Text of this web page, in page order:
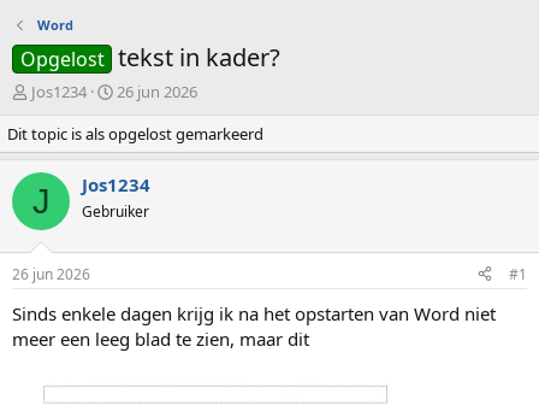
Word
Opgelost tekst in kader?
O
d
e
r
w
e
p
s
t
r
Jos1234
S
a
r
t
d
a
m
26 jun 2026
Dit topic is als opgelost gemarkeerd
J Jos1234
Gebruiker
26 jun 2026 #1
Sinds enkele dagen krijg ik na het opstarten van Word niet
meer een leeg blad te zien, maar dit